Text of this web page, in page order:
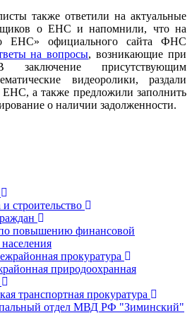
также ответили на актуальные
о ЕНС и напомнили, что на
ЕНС» официального сайта ФНС
на вопросы, возникающие при
присутствующим
видеоролики, раздали
а также предложили заполнить
о наличии задолженности.
строительство
повышению финансовой
прокуратура
природоохранная
транспортная прокуратура
отдел МВД РФ "Зиминский"